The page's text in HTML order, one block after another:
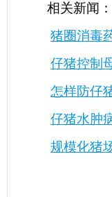
相关新闻：
猪圈消毒
仔猪控制
怎样防仔
仔猪水肿
规模化猪